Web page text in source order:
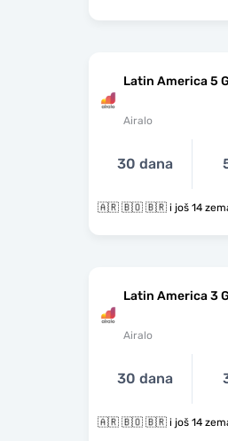
Latin America 5
Airalo
30 dana
🇦🇷 🇧🇴 🇧🇷 i još 14
Latin America 3
Airalo
30 dana
🇦🇷 🇧🇴 🇧🇷 i još 14